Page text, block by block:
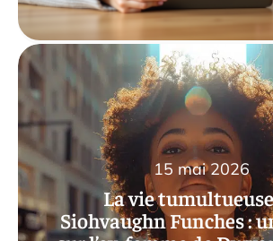
La vie
Siohvaughn Funches :
15 mai 2026